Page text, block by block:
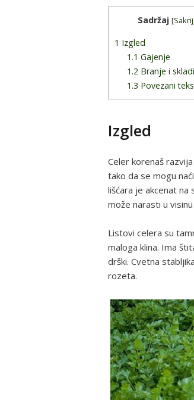
Sadržaj [Sakrij
1 Izgled
1.1 Gajenje
1.2 Branje i
1.3 Povezani
Izgled
Celer korenaš
tako da se mogu
lišćara je akcenat
može narasti u
Listovi celera su
maloga klina. Ima
drški. Cvetna
rozeta.